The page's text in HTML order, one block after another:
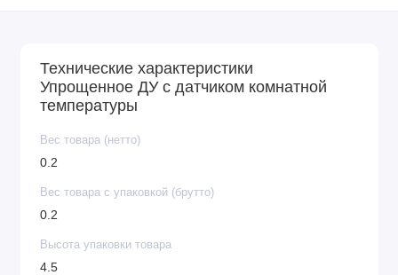
Технические характеристики
Упрощенное ДУ с датчиком комнатной
температуры
Вес товара (нетто)
0.2
Вес товара с упаковкой (брутто)
0.2
Высота упаковки товара
4.5